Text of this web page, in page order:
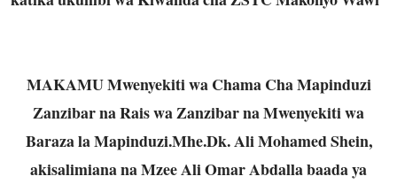
MAKAMU Mwenyekiti wa Chama Cha Mapinduzi
Zanzibar na Rais wa Zanzibar na Mwenyekiti wa
Baraza laMapinduzi.Mhe.Dk. Ali Mohamed Shein,
akisalimiana na Mzee Ali Omar Abdalla baada ya